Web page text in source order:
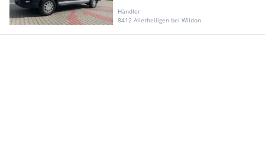
Händler
8412 Allerheiligen bei Wildon